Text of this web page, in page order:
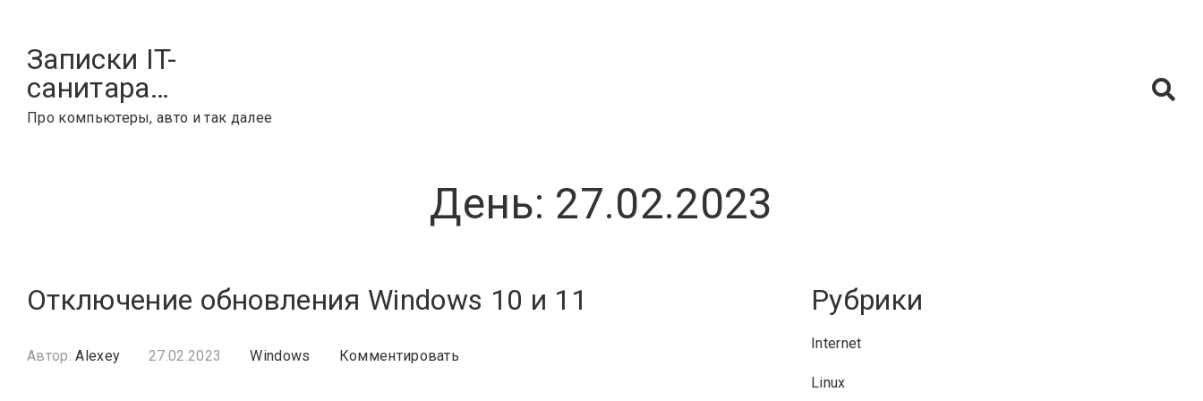
contentЗаписки IT-
санитара…
Про компьютеры, авто и так далее
День: 27.02.2023
Отключение обновления Windows 10 и 11
Автор:Alexey 27.02.2023 Windows Комментировать
Рубрики
Internet
Linux